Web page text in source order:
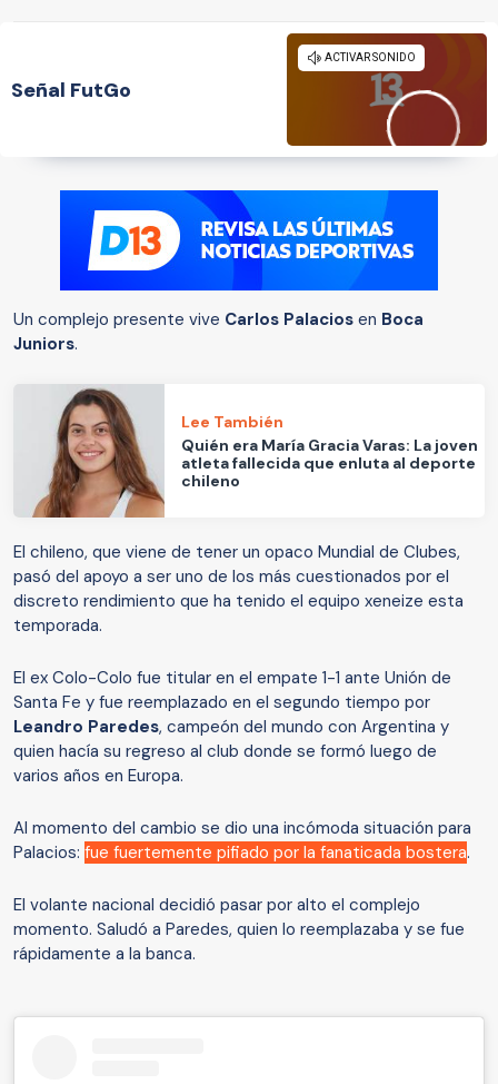
Señal FutGo
Un complejo presente vive Carlos Palacios en Boca
Juniors.
Lee También
Quién era María Gracia Varas: La joven
atleta fallecida que enluta al deporte
chileno
El chileno, que viene de tener un opaco Mundial de Clubes,
pasó del apoyo a ser uno de los más cuestionados por el
discreto rendimiento que ha tenido el equipo xeneize esta
temporada.
El ex Colo-Colo fue titular en el empate 1-1 ante Unión de
Santa Fe y fue reemplazado en el segundo tiempo por
Leandro Paredes, campeón del mundo con Argentina y
quien hacía su regreso al club donde se formó luego de
varios años en Europa.
Al momento del cambio se dio una incómoda situación para
Palacios: fue fuertemente pifiado por la fanaticada bostera.
El volante nacional decidió pasar por alto el complejo
momento. Saludó a Paredes, quien lo reemplazaba y se fue
rápidamente a la banca.